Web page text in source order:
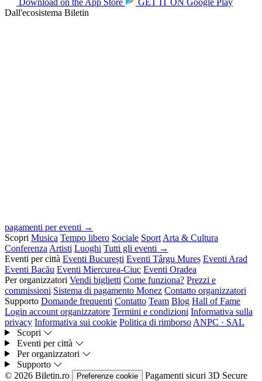
Dall'ecosistema Biletin
pagamenti per eventi →
Scopri Musica Tempo libero Sociale Sport Arta & Cultura
Conferenza Artisti Luoghi Tutti gli eventi →
Eventi per città Eventi București Eventi Târgu Mureș Eventi Arad
Eventi Bacău Eventi Miercurea-Ciuc Eventi Oradea
Per organizzatori Vendi biglietti Come funziona? Prezzi e
commissioni Sistema di pagamento Monez Contatto organizzatori
Supporto Domande frequenti Contatto Team Blog Hall of Fame
Login account organizzatore Termini e condizioni Informativa sulla
privacy Informativa sui cookie Politica di rimborso ANPC · SAL
Scopri
Eventi per città
Per organizzatori
Supporto
© 2026 Biletin.ro
Preferenze cookie Pagamenti sicuri 3D Secure